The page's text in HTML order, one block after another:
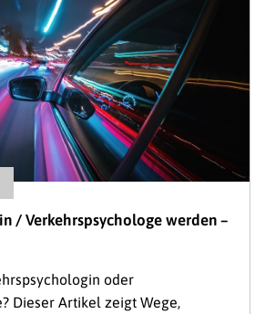
/ Verkehrs­psychologe werden –
oder
Dieser Artikel zeigt Wege,